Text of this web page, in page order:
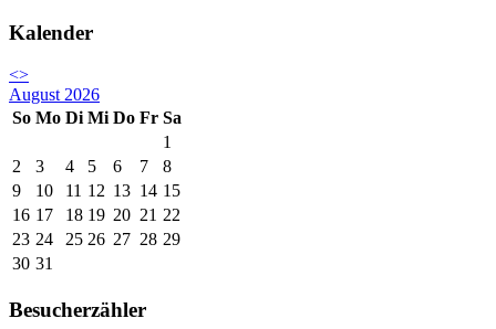
Kalender
<>
August 2026
So Mo Di Mi Do Fr Sa
1
2
3 4 5 6 7
8
9
10 11 12 13 14 15
16 17 18 19 20 21 22
23 24 25 26 27 28 29
30 31
Besucherzähler